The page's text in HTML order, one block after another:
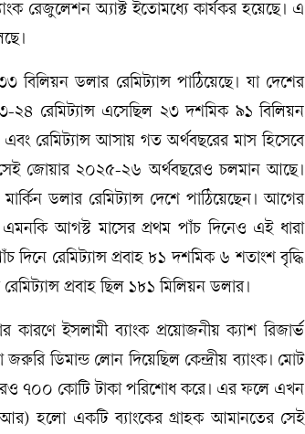
রেজুলেশন অ্যাক্ট ইতোমধ্যে কার্যকর হয়েছে। এ
ডলার রেমিট্যান্স পাঠিয়েছে। যা দেশের
২৪ রেমিট্যান্স এসেছিল ২৩ দশমিক ৯১ বিলিয়ন
রেমিট্যান্স আসায় গত অর্থবছরের মাস হিসেবে
সেই জোয়ার ২০২৫-২৬ অর্থবছরেও চলমান আছে।
ডলার রেমিট্যান্স দেশে পাঠিয়েছেন। আগের
আগস্ট মাসের প্রথম পাঁচ দিনেও এই ধারা
রেমিট্যান্স প্রবাহ ৮১ দশমিক ৬ শতাংশ বৃদ্ধি
প্রবাহ ছিল ১৮১ মিলিয়ন ডলার।
ইসলামী ব্যাংক প্রয়োজনীয় ক্যাশ রিজার্ভ
ডিমান্ড লোন দিয়েছিল কেন্দ্রীয় ব্যাংক। মোট
৭০০ কোটি টাকা পরিশোধ করে। এর ফলে এখন
হলো একটি ব্যাংকের গ্রাহক আমানতের সেই